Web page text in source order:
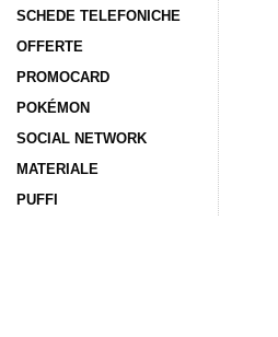
SCHEDE TELEFONICHE
OFFERTE
PROMOCARD
POKÉMON
SOCIAL NETWORK
MATERIALE
PUFFI